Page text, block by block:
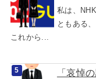
私は、
ともある
これから...
「哀悼